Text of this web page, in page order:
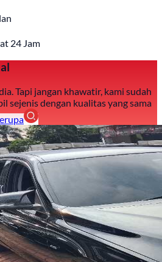
24 Jam
Tapi jangan khawatir, kami sudah
sejenis dengan kualitas yang sama